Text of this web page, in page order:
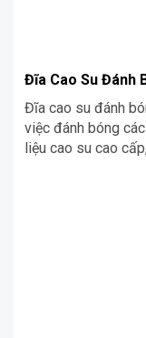
Đĩa Cao Su Đánh
Đĩa cao su đánh
việc đánh bóng
liệu cao su cao